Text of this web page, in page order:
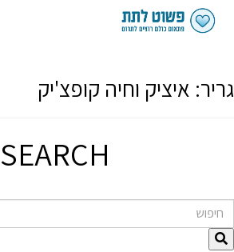
גריר: איציק וחיה קופצ'יק
SEARCH
חיפוש